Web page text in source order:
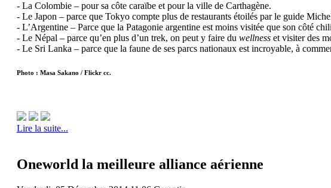
- La Colombie – pour sa côte caraïbe et pour la ville de Carthagène.
- Le Japon – parce que Tokyo compte plus de restaurants étoilés par le guide
- L’Argentine – Parce que la Patagonie argentine est moins visitée que son côté
- Le Népal – parce qu’en plus d’un trek, on peut y faire du wellnesset visiter des
- Le Sri Lanka – parce que la faune de ses parcs nationaux est incroyable, à
Photo : Masa Sakano / Flickr cc.
Lire la suite...
Oneworld la meilleure alliance aérienne